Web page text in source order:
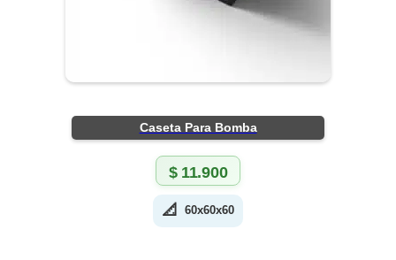
Caseta Para Bomba
$11.900
📐 60x60x60